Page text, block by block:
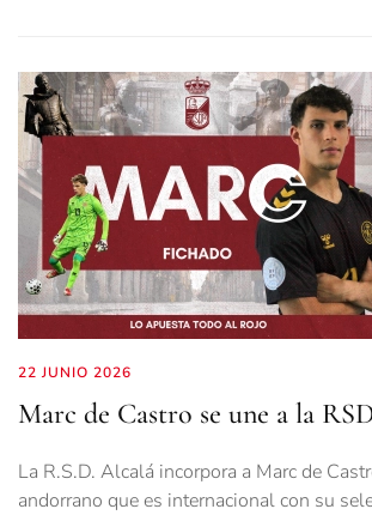
22 JUNIO 2026
Marc de Castro se une a la
La R.S.D. Alcalá incorpora a Marc de
andorrano que es internacional con su